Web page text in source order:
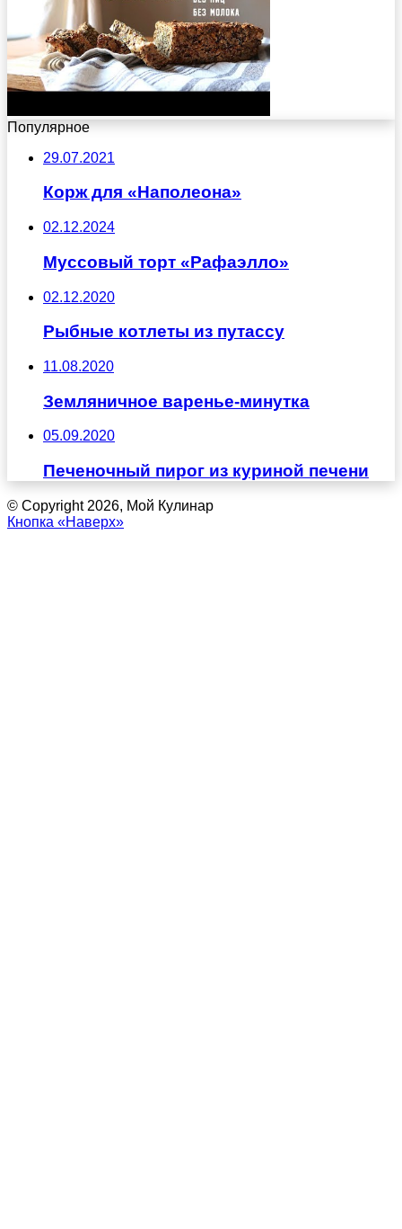
Популярное
29.07.2021
Корж для «Наполеона»
02.12.2024
Муссовый торт «Рафаэлло»
02.12.2020
Рыбные котлеты из путассу
11.08.2020
Земляничное варенье-минутка
05.09.2020
Печеночный пирог из куриной печени
© Copyright 2026, Мой Кулинар
Кнопка «Наверх»